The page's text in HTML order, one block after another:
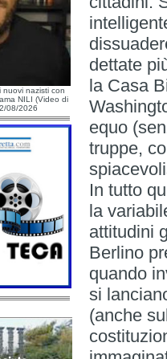
nuovi nazisti con
NILI (Video di
08/2026
dettate
la Casa
equo
truppe,
In tutto
la
attitudini
Berlino
quando
si
(anche